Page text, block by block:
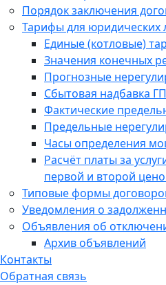
Порядок заключения
Тарифы для юридических
Единые (котловые)
Значения конечных
Прогнозные
Сбытовая надбавка ГП
Фактические
Предельные
Часы определения
Расчёт платы за
первой и второй
Типовые формы
Уведомления о
Объявления об
Архив объявлений
Контакты
Обратная связь